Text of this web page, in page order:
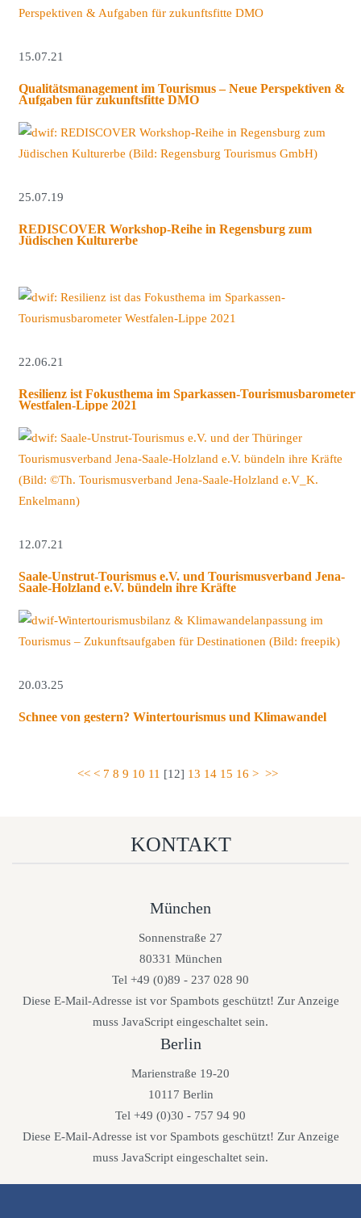
15.07.21
Qualitätsmanagement im Tourismus – Neue Perspektiven &
Aufgaben für zukunftsfitte DMO
25.07.19
REDISCOVER Workshop-Reihe in Regensburg zum
Jüdischen Kulturerbe
22.06.21
Resilienz ist Fokusthema im Sparkassen-Tourismusbarometer
Westfalen-Lippe 2021
12.07.21
Saale-Unstrut-Tourismus e.V. und Tourismusverband Jena-
Saale-Holzland e.V. bündeln ihre Kräfte
20.03.25
Schnee von gestern? Wintertourismus und Klimawandel
<< < 7 8 9 10 11 [12] 13 14 15 16 > >>
KONTAKT
München
Sonnenstraße 27
80331 München
Tel +49 (0)89 - 237 028 90
Diese E-Mail-Adresse ist vor Spambots geschützt! Zur Anzeige
muss JavaScript eingeschaltet sein.
Berlin
Marienstraße 19-20
10117 Berlin
Tel +49 (0)30 - 757 94 90
Diese E-Mail-Adresse ist vor Spambots geschützt! Zur Anzeige
muss JavaScript eingeschaltet sein.